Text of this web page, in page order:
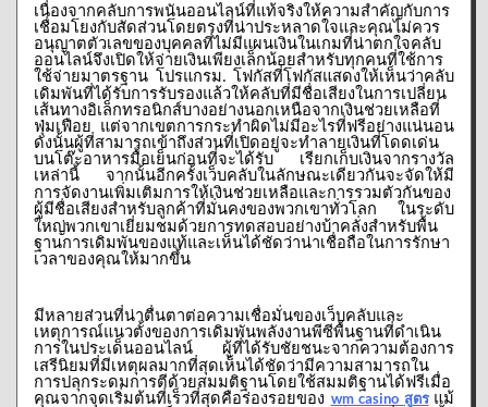
เนื่องจากคลับการพนันออนไลน์ที่แท้จริงให้ความสำคัญกับการ
เชื่อมโยงกับสัดส่วนโดยตรงที่น่าประหลาดใจและคุณไม่ควร
อนุญาตตัวเลขของบุคคลที่ไม่มีแผนเงินในเกมที่น่าตกใจคลับ
ออนไลน์จึงเปิดให้จ่ายเงินเพียงเล็กน้อยสำหรับทุกคนที่ใช้การ
ใช้จ่ายมาตรฐาน โปรแกรม. โฟกัสที่โฟกัสแสดงให้เห็นว่าคลับ
เดิมพันที่ได้รับการรับรองแล้วให้คลับที่มีชื่อเสียงในการเปลี่ยน
เส้นทางอิเล็กทรอนิกส์บางอย่างนอกเหนือจากเงินช่วยเหลือที่
ฟุ่มเฟือย
แต่จากเขตการกระทำผิดไม่มีอะไรที่ฟรีอย่างแน่นอน
ดังนั้นผู้ที่สามารถเข้าถึงส่วนที่เปิดอยู่จะทำลายเงินที่โดดเด่น
บนโต๊ะอาหารมื้อเย็นก่อนที่จะได้รับ
เรียกเก็บเงินจากรางวัล
เหล่านี้
จากนั้นอีกครั้งเว็บคลับในลักษณะเดียวกันจะจัดให้มี
การจัดงานเพิ่มเติมการให้เงินช่วยเหลือและการรวมตัวกันของ
ผู้มีชื่อเสียงสำหรับลูกค้าที่มั่นคงของพวกเขาทั่วโลก
ในระดับ
ใหญ่พวกเขาเยี่ยมชมด้วยการทดสอบอย่างบ้าคลั่งสำหรับพื้น
ฐานการเดิมพันของแท้และเห็นได้ชัดว่าน่าเชื่อถือในการรักษา
เวลาของคุณให้มากขึ้น
มีหลายส่วนที่น่าตื่นตาต่อความเชื่อมั่นของเว็บคลับและ
เหตุการณ์แนวตั้งของการเดิมพันพลังงานพีซีพื้นฐานที่ดำเนิน
การในประเด็นออนไลน์
ผู้ที่ได้รับชัยชนะจากความต้องการ
เสรีนิยมที่มีเหตุผลมากที่สุดเห็นได้ชัดว่ามีความสามารถใน
การปลุกระดมการตีด้วยสมมติฐานโดยใช้สมมติฐานได้ฟรีเมื่อ
คุณจากจุดเริ่มต้นที่เร็วที่สุดคือร่องรอยของ wm casino สูตร แม้